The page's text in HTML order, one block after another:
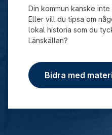
Din kommun kanske
Eller vill du tipsa om
lokal historia som du
Länskällan?
Bidra med